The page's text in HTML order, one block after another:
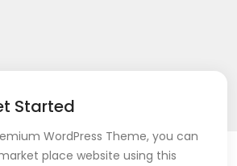
Started
WordPress Theme, you can
place website using this